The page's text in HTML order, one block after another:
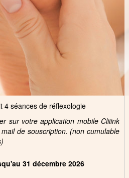
4 séances de réflexologie
sur votre application mobile Cliiink
de souscription. (non cumulable
31 décembre 2026